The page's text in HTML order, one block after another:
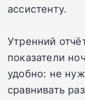
ассистенту.
Утренний
показатели
удобно: не
сравнивать